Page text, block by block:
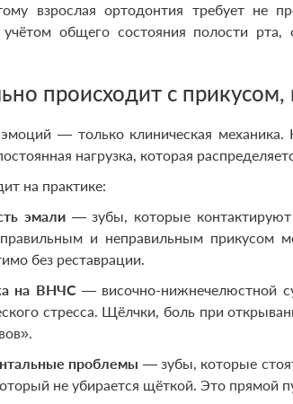
взрослая ортодонтия требует не
общего состояния полости
происходит с
— только клиническая
нагрузка, которая
на практике:
эмали— зубы, которые контактируют
и неправильным прикусом
без реставрации.
на ВНЧС — височно-нижнечелюстной
стресса. Щёлчки, боль при
проблемы — зубы, которые
не убирается щёткой. Это прямой